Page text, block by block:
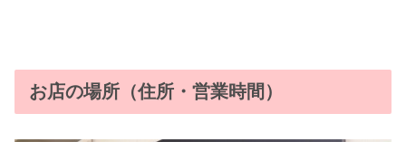
お店の場所（住所・営業時間）